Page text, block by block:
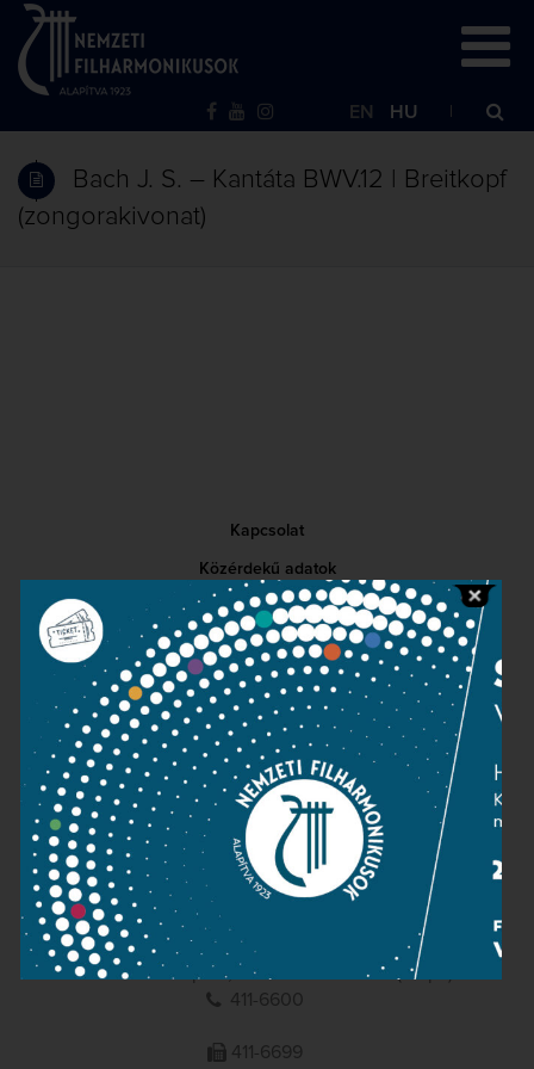
EN HU
Bach J. S. – Kantáta BWV.12 | Breitkopf
(zongorakivonat)
Kapcsolat
Közérdekű adatok
Sajtószoba
Adatvédelem
Impresszum
NEMZETI
FILHARMONIKUSOK
1095 Budapest, Komor Marcell u. 1. (Müpa)
411-6600
411-6699